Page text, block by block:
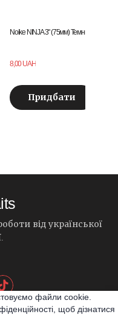
Noike NINJA 3" (75мм) Темний фіолет
8,00 UAH
Придбати
від української
файли cookie.
щоб дізнатися